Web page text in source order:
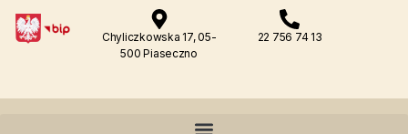
Chyliczkowska 17, 05-
500 Piaseczno
22 756 74 13